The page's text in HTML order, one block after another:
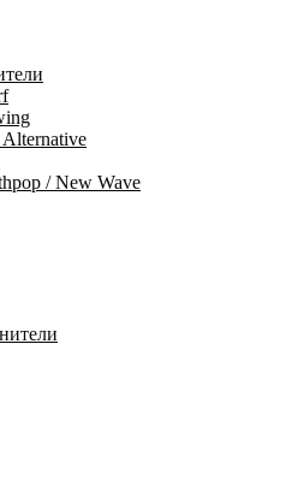
/ New Wave